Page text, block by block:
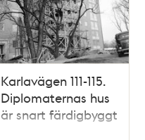
Karlavägen 111-115.
Diplomaternas hus
är snart färdigbyggt